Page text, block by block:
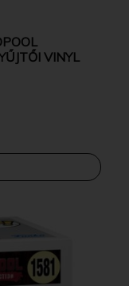
VINYL